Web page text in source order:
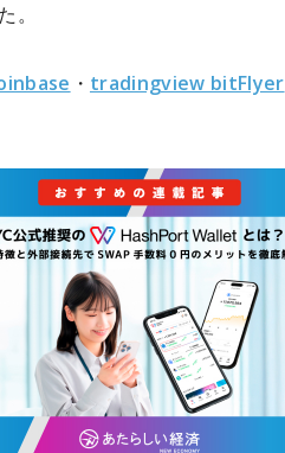
。
・ tradingview bitFlyer